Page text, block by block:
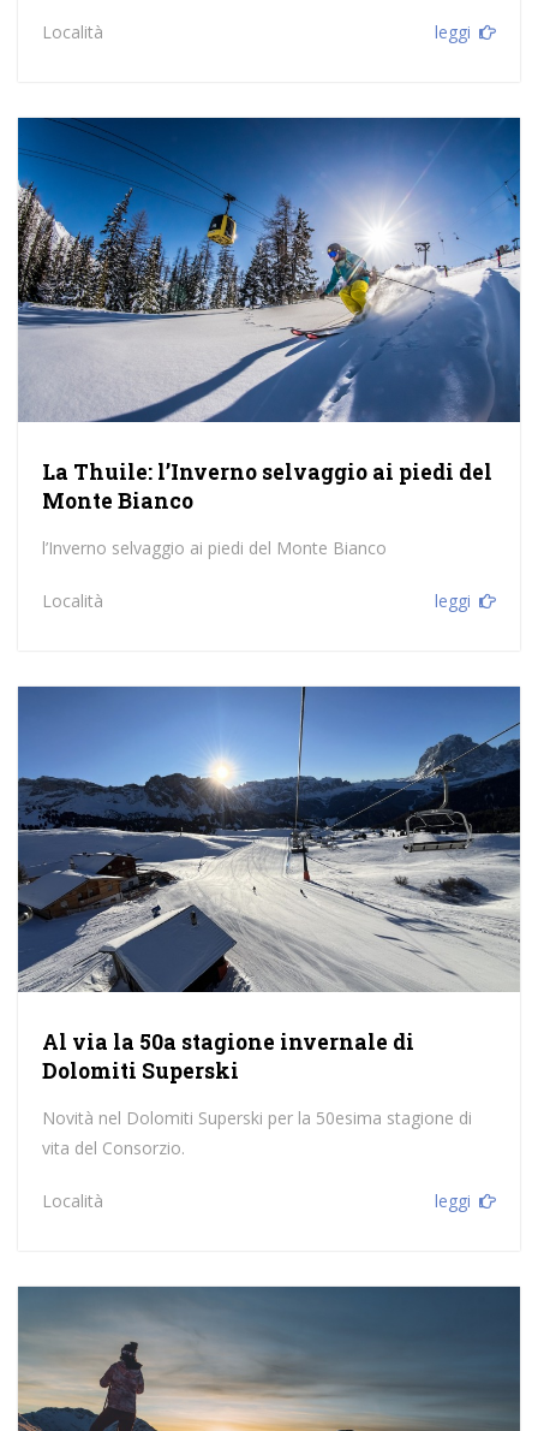
Località leggi
La Thuile: l’Inverno selvaggio ai piedi del
Monte Bianco
l’Inverno selvaggio ai piedi del Monte Bianco
Località leggi
Al via la 50a stagione invernale di
Dolomiti Superski
Novità nel Dolomiti Superski per la 50esima stagione di
vita del Consorzio.
Località leggi